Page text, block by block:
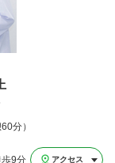
分）
歩9分 アクセス